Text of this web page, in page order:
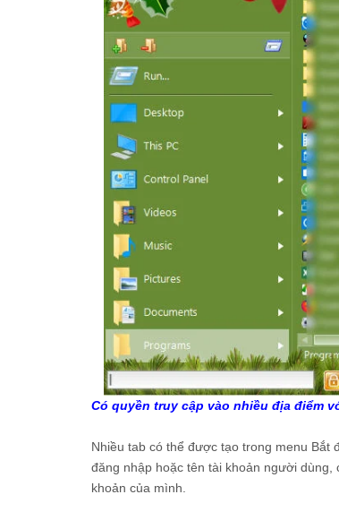
Có quyền truy cập vào nhiều địa điểm
Nhiều tab có thể được tạo trong menu Bắt
đăng nhập hoặc tên tài khoản người
khoản của mình.